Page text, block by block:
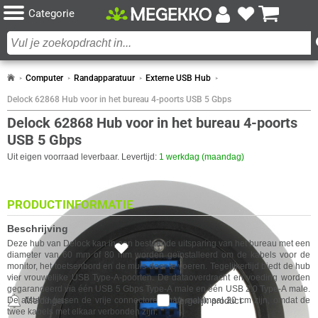
Categorie
Computer Randapparatuur Externe USB Hub
Delock 62868 Hub voor in het bureau 4-poorts USB 5 Gbps
Delock 62868 Hub voor in het bureau 4-poorts
USB 5 Gbps
Uit eigen voorraad leverbaar. Levertijd: 1 werkdag (maandag)
14x
Vergelijk product
Meldingen
PRODUCTINFORMATIE
Beschrijving
Deze hub van Delock kan in een bestaande uitsparing van het bureau met een
diameter van 60 mm of 80 mm worden geïnstalleerd om de kabels voor de
monitor, het toetsenbord en de muis door te voeren. Tegelijkertijd biedt de hub
vier vrouwelijke USB Type-A-poorten. De dataoverdracht en voeding worden
gegarandeerd via één USB 5 Gbps Type-A male en één USB 2.0 Type-A male.
De afstand tussen de vrije connectoren mag maximaal 20 cm zijn, omdat de
twee kabels met elkaar verbonden zijn.